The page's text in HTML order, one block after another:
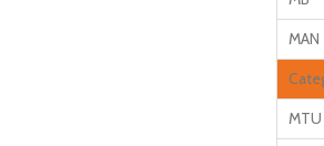
MAN
MTU